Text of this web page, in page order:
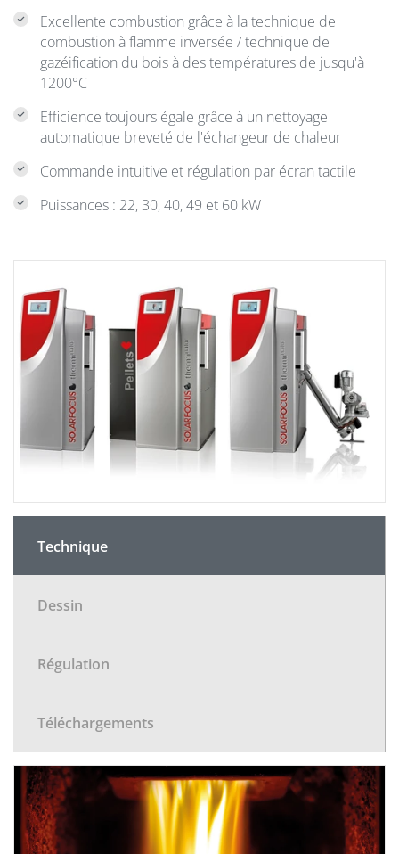
Excellente combustion grâce à la technique de
combustion à flamme inversée / technique de
gazéification du bois à des températures de jusqu'à
1200°C
Efficience toujours égale grâce à un nettoyage
automatique breveté de l'échangeur de chaleur
Commande intuitive et régulation par écran tactile
Puissances : 22, 30, 40, 49 et 60 kW
Technique
Dessin
Régulation
Téléchargements